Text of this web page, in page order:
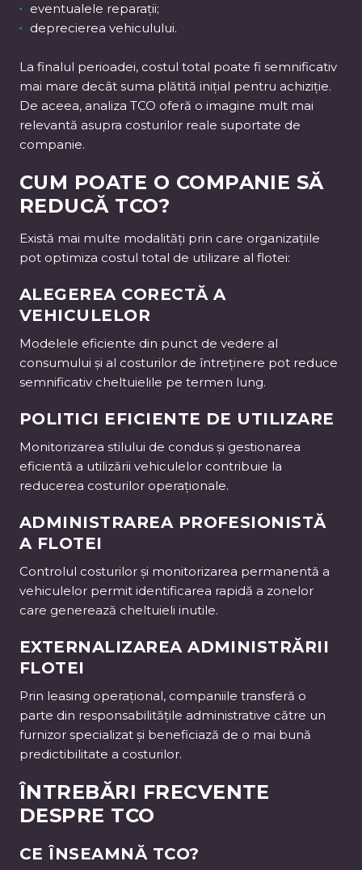
eventualele reparații;
deprecierea vehiculului.
La finalul perioadei, costul total poate fi semnificativ
mai mare decât suma plătită inițial pentru achiziție.
De aceea, analiza TCO oferă o imagine mult mai
relevantă asupra costurilor reale suportate de
companie.
CUM POATE O COMPANIE SĂ
REDUCĂ TCO?
Există mai multe modalități prin care organizațiile
pot optimiza costul total de utilizare al flotei:
ALEGEREA CORECTĂ A
VEHICULELOR
Modelele eficiente din punct de vedere al
consumului și al costurilor de întreținere pot reduce
semnificativ cheltuielile pe termen lung.
POLITICI EFICIENTE DE UTILIZARE
Monitorizarea stilului de condus și gestionarea
eficientă a utilizării vehiculelor contribuie la
reducerea costurilor operaționale.
ADMINISTRAREA PROFESIONISTĂ
A FLOTEI
Controlul costurilor și monitorizarea permanentă a
vehiculelor permit identificarea rapidă a zonelor
care generează cheltuieli inutile.
EXTERNALIZAREA ADMINISTRĂRII
FLOTEI
Prin leasing operațional, companiile transferă o
parte din responsabilitățile administrative către un
furnizor specializat și beneficiază de o mai bună
predictibilitate a costurilor.
ÎNTREBĂRI FRECVENTE
DESPRE TCO
CE ÎNSEAMNĂ TCO?